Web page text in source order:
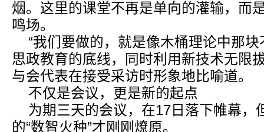
烟。这里的课堂不再是单向的灌输，而
鸣场。
“我们要做的，就是像木桶理论中那块
思政教育的底线，同时利用新技术无限
与会代表在接受采访时形象地比喻道。
不仅是会议，更是新的起点
为期三天的会议，在17日落下帷幕，
的“数智火种”才刚刚燎原。